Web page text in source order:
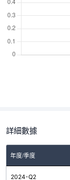
詳細數據
年度/季度
2024-Q2